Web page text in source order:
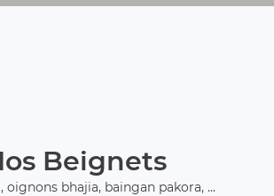
Beignets
oignons bhajia, baingan pakora, ...